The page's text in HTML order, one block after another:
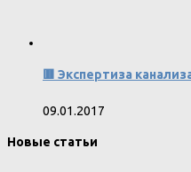
🟥 Экспертиза
09.01.2017
Новые статьи